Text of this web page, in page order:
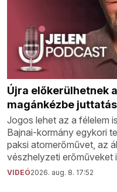
Újra előkerülhetnek
magánkézbe
Jogos lehet az a félelem
Bajnai-kormány egykori
paksi atomerőművet, az
vészhelyzeti erőműveket
VIDEÓ2026. aug. 8. 17:52